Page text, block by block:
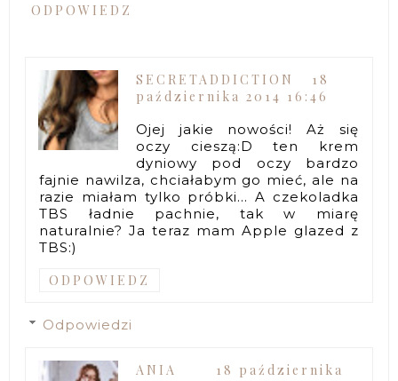
ODPOWIEDZ
SECRETADDICTION
18
października 2014 16:46
Ojej jakie nowości! Aż się
oczy cieszą:D ten krem
dyniowy pod oczy bardzo
fajnie nawilza, chciałabym go mieć, ale na
razie miałam tylko próbki... A czekoladka
TBS ładnie pachnie, tak w miarę
naturalnie? Ja teraz mam Apple glazed z
TBS:)
ODPOWIEDZ
Odpowiedzi
ANIA
18 października